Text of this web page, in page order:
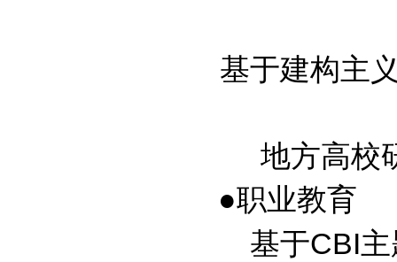
基于建构主
地方高校
●职业教育
基于CBI